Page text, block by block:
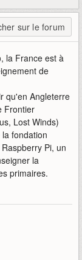
sur le forum
la France est à
de
qu'en Angleterre
Frontier
Lost Winds)
fondation
Pi, un
la
primaires.